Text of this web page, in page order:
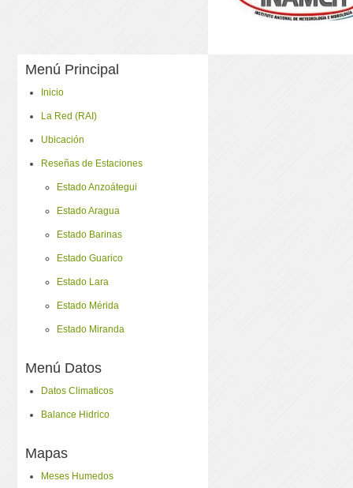
Menú Principal
Inicio
La Red (RAI)
Ubicación
Reseñas de Estaciones
Estado Anzoátegui
Estado Aragua
Estado Barinas
Estado Guarico
Estado Lara
Estado Mérida
Estado Miranda
Menú Datos
Datos Climaticos
Balance Hidrico
Mapas
Meses Humedos